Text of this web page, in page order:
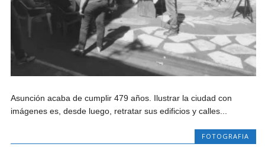
Asunción acaba de cumplir 479 años. Ilustrar la ciudad con
imágenes es, desde luego, retratar sus edificios y calles...
FOTOGRAFIA